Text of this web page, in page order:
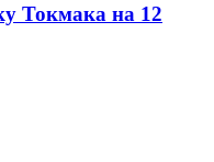
Токмака на 12